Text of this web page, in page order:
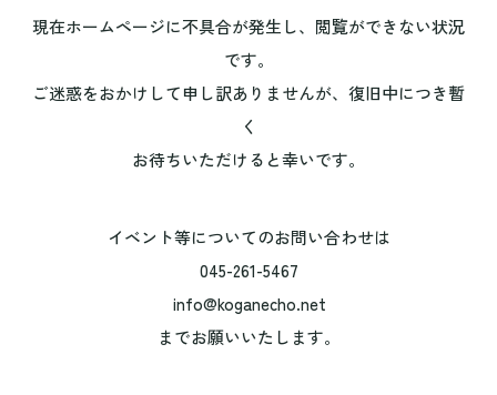
現在ホームページに不具合が発生し、閲覧ができない状況
です。
ご迷惑をおかけして申し訳ありませんが、復旧中につき暫
く
お待ちいただけると幸いです。
イベント等についてのお問い合わせは
045-261-5467
info@koganecho.net
までお願いいたします。